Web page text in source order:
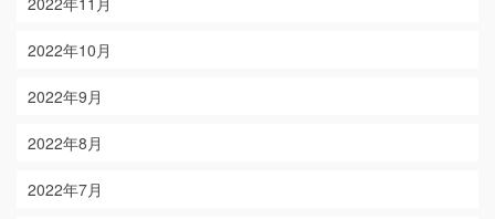
2022年10月
2022年9月
2022年8月
2022年7月